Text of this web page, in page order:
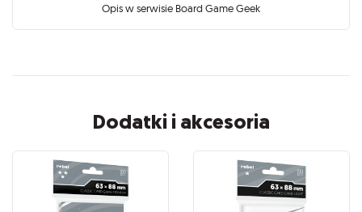
Opis w serwisie Board Game Geek
Dodatki i akcesoria